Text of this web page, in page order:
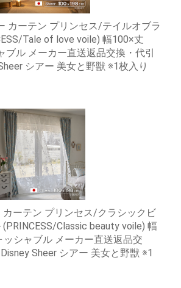
カーテン プリンセス/テイルオブラ
Tale of love voile) 幅100×丈
ブル メーカー直送返品交換・代引
シアー 美女と野獣 ※1枚入り
カーテン プリンセス/クラシックビ
Classic beauty voile) 幅
シャブル メーカー直送返品交
Sheer シアー 美女と野獣 ※1